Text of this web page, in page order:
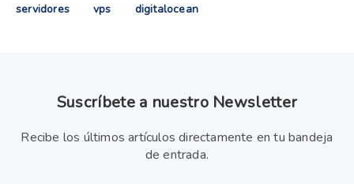
servidores vps digitalocean
Suscríbete a nuestro Newsletter
Recibe los últimos artículos directamente en tu bandeja
de entrada.